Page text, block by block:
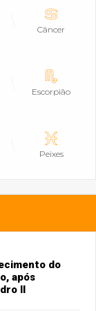
Câncer
Escorpião
Peixes
do
após
II